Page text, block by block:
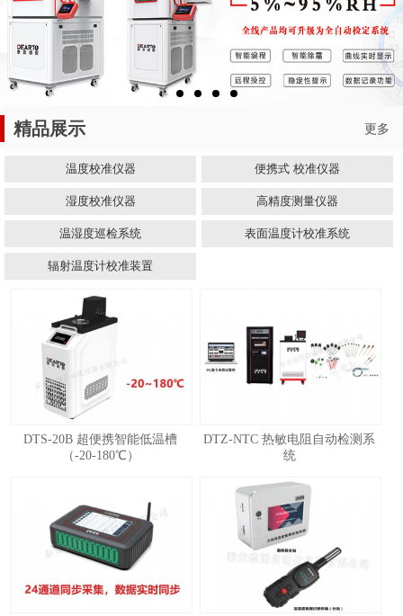
精品展示 更多
温度校准仪器 便携式 校准仪器
湿度校准仪器 高精度测量仪器
温湿度巡检系统 表面温度计校准系统
辐射温度计校准装置
DTS-20B 超便携智能低温槽
（-20-180℃）
DTZ-NTC 热敏电阻自动检测系
统